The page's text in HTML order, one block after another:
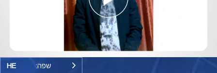
Play
Video
שפה: HE